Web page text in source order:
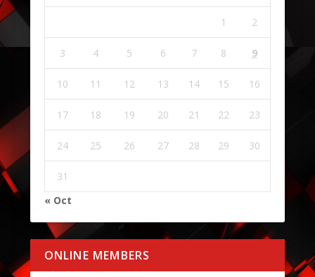
1 2
3 4 5 6 7 8 9
10 11 12 13 14 15 16
17 18 19 20 21 22 23
24 25 26 27 28 29 30
31
« Oct
ONLINE MEMBERS